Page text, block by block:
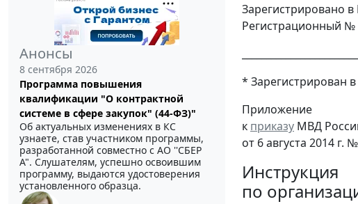
Анонсы
8 сентября 2026
Программа повышения
квалификации "О контрактной
системе в сфере закупок" (44-ФЗ)"
Об актуальных изменениях в КС
узнаете, став участником программы,
разработанной совместно с АО ''СБЕР
А". Слушателям, успешно освоившим
программу, выдаются удостоверения
установленного образца.
Зарегистрировано
Регистрационный №
* Зарегистрирован
Приложение
к приказу МВД
от 6 августа 2014 г.
Инструкция
по